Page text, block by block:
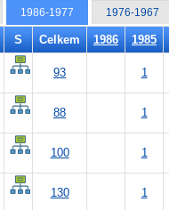
1986-1977 1976-1967
S Celkem 1986 1985
93 1
88 1
100 1
130 1